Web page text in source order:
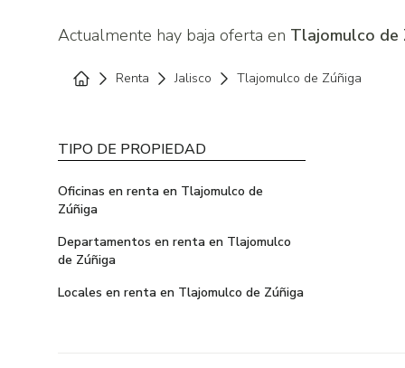
Actualmente hay baja oferta en Tlajomulco de
Renta Jalisco Tlajomulco de Zúñiga
TIPO DE PROPIEDAD
Oficinas en renta en Tlajomulco de
Zúñiga
Departamentos en renta en Tlajomulco
de Zúñiga
Locales en renta en Tlajomulco de Zúñiga